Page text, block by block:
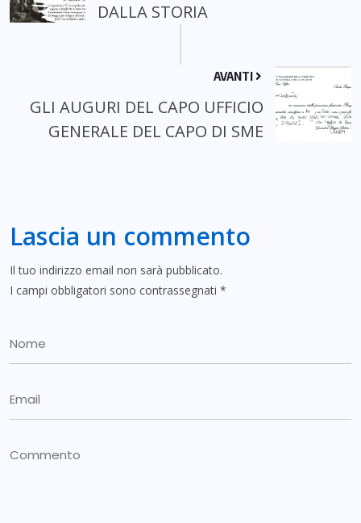
DALLA STORIA
AVANTI
GLI AUGURI DEL CAPO UFFICIO
GENERALE DEL CAPO DI SME
Lascia un commento
Il tuo indirizzo email non sarà pubblicato.
I campi obbligatori sono contrassegnati *